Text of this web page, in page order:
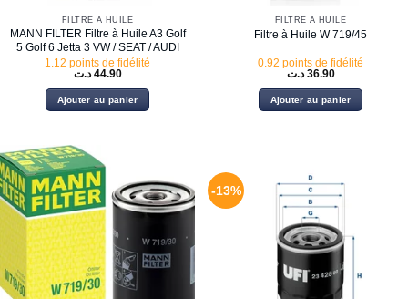
FILTRE À HUILE
MANN FILTER Filtre à Huile A3 Golf
5 Golf 6 Jetta 3 VW / SEAT / AUDI
1.12 points de fidélité
44.90 د.ت
Ajouter au panier
FILTRE À HUILE
Filtre à Huile W 719/45
0.92 points de fidélité
36.90 د.ت
Ajouter au panier
-13%